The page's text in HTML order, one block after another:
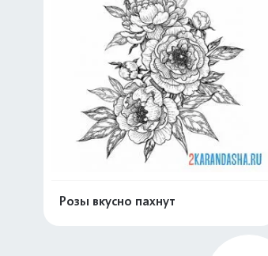
Розы вкусно пахнут